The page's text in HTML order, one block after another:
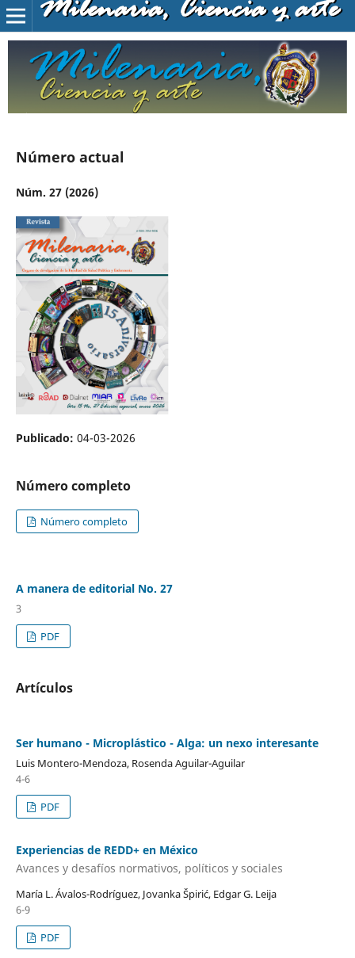
Milenaria, Ciencia y arte
Número actual
Núm. 27 (2026)
Publicado: 04-03-2026
Número completo
Número completo
A manera de editorial No. 27
3
PDF
Artículos
Ser humano - Microplástico - Alga: un nexo interesante
Luis Montero-Mendoza, Rosenda Aguilar-Aguilar
4-6
PDF
Experiencias de REDD+ en México
Avances y desafíos normativos, políticos y sociales
María L. Ávalos-Rodríguez, Jovanka Špirić, Edgar G. Leija
6-9
PDF